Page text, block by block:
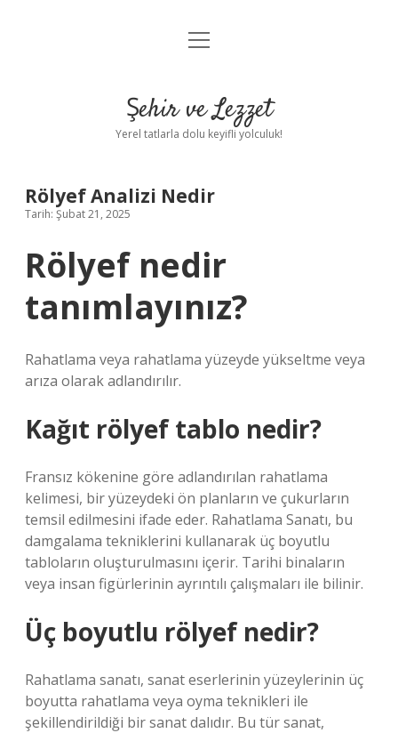
Anasayfa
Yasal Uyarı
menüyü
Şehir ve Lezzet
Yerel tatlarla dolu keyifli yolculuk!
Rölyef Analizi Nedir
Tarih: Şubat 21, 2025
Rölyef nedir
tanımlayınız?
Rahatlama veya rahatlama yüzeyde yükseltme veya
arıza olarak adlandırılır.
Kağıt rölyef tablo nedir?
Fransız kökenine göre adlandırılan rahatlama
kelimesi, bir yüzeydeki ön planların ve çukurların
temsil edilmesini ifade eder. Rahatlama Sanatı, bu
damgalama tekniklerini kullanarak üç boyutlu
tabloların oluşturulmasını içerir. Tarihi binaların
veya insan figürlerinin ayrıntılı çalışmaları ile bilinir.
Üç boyutlu rölyef nedir?
Rahatlama sanatı, sanat eserlerinin yüzeylerinin üç
boyutta rahatlama veya oyma teknikleri ile
şekillendirildiği bir sanat dalıdır. Bu tür sanat,